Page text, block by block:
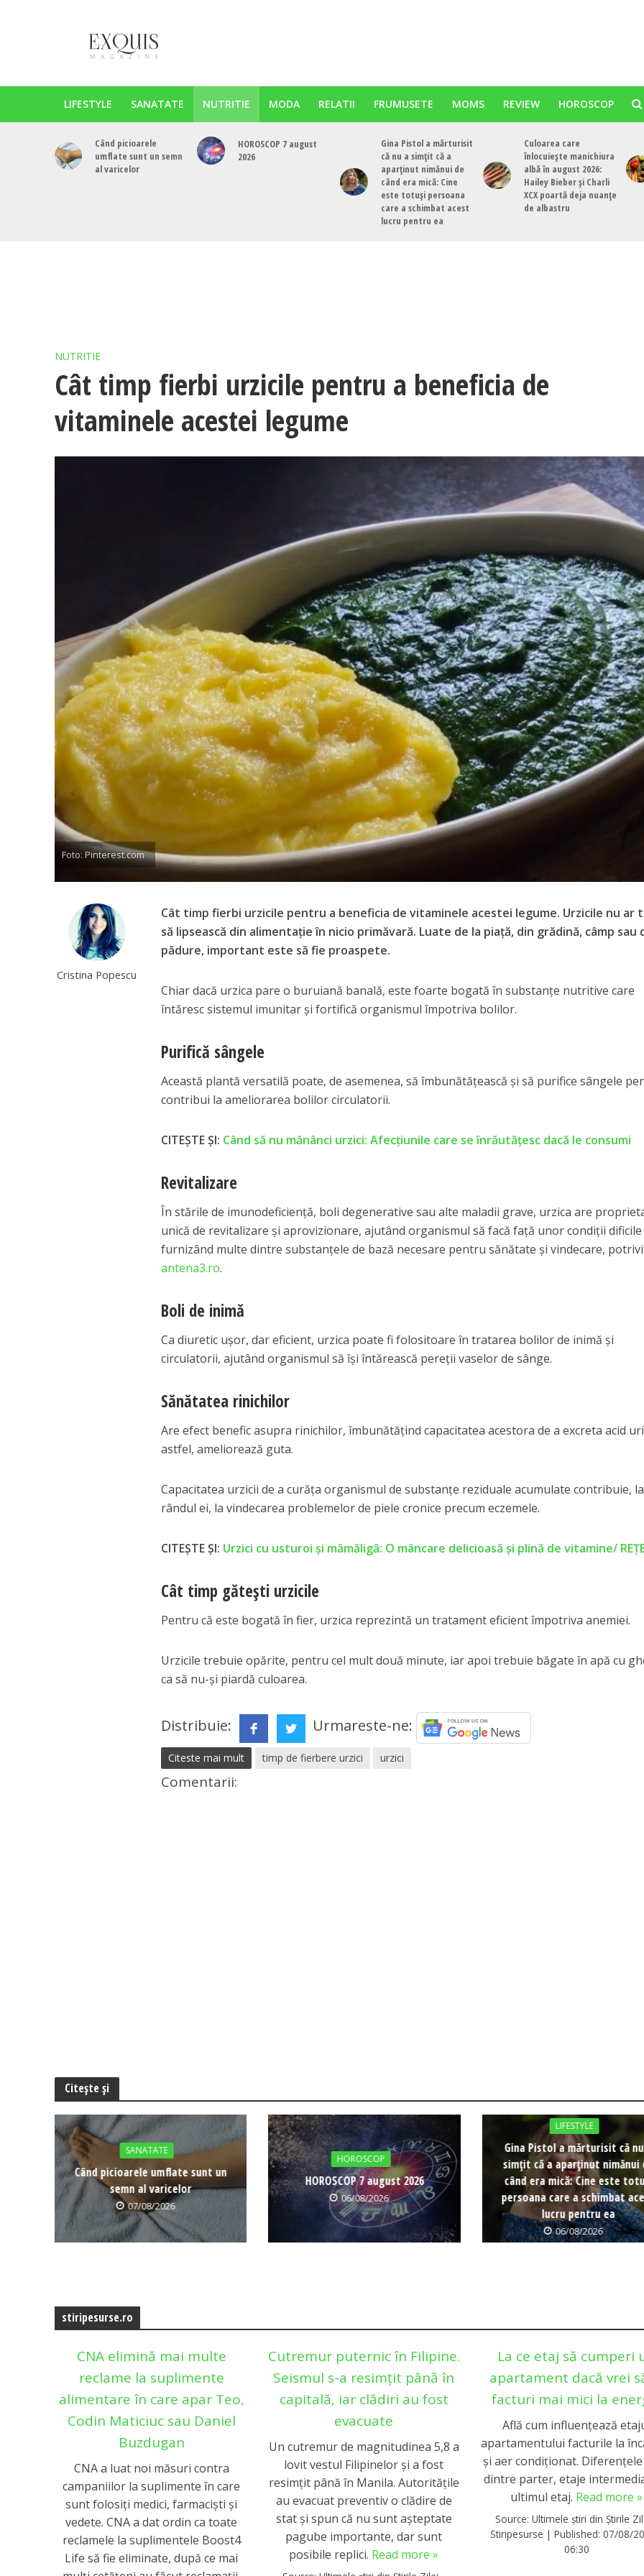
LIFESTYLE SANATATE NUTRITIE MODA RELATII FRUMUSETE MOMS REVIEW HOROSCOP
Când picioarele
umflate sunt un semn
al varicelor
HOROSCOP 7 august
2026
Gina Pistol a mărturisit
că nu a simțit că a
aparținut nimănui de
când era mică: Cine
este totuși persoana
care a schimbat acest
lucru pentru ea
Culoarea care
înlocuiește manichiura
albă în august 2026:
Hailey Bieber și Charli
XCX poartă deja nuanțe
de albastru
NUTRITIE
Cât timp fierbi urzicile pentru a beneficia de
vitaminele acestei legume
Foto: Pinterest.com
Cristina Popescu
Cât timp fierbi urzicile pentru a beneficia de vitaminele acestei legume. Urzicile nu ar
să lipsească din alimentaţie în nicio primăvară. Luate de la piaţă, din grădină, câmp sau
pădure, important este să fie proaspete.
Chiar dacă urzica pare o buruiană banală, este foarte bogată în substanţe nutritive care
întăresc sistemul imunitar şi fortifică organismul împotriva bolilor.
Purifică sângele
Această plantă versatilă poate, de asemenea, să îmbunătăţească şi să purifice sângele
contribui la ameliorarea bolilor circulatorii.
CITEȘTE ȘI: Când să nu mănânci urzici: Afecțiunile care se înrăutățesc dacă le consumi
Revitalizare
În stările de imunodeficienţă, boli degenerative sau alte maladii grave, urzica are
unică de revitalizare şi aprovizionare, ajutând organismul să facă faţă unor condiţii dificile
furnizând multe dintre substanţele de bază necesare pentru sănătate şi vindecare,
antena3.ro.
Boli de inimă
Ca diuretic uşor, dar eficient, urzica poate fi folositoare în tratarea bolilor de inimă şi
circulatorii, ajutând organismul să îşi întărească pereţii vaselor de sânge.
Sănătatea rinichilor
Are efect benefic asupra rinichilor, îmbunătăţind capacitatea acestora de a excreta acid
astfel, ameliorează guta.
Capacitatea urzicii de a curăţa organismul de substanţe reziduale acumulate contribuie, la
rândul ei, la vindecarea problemelor de piele cronice precum eczemele.
CITEȘTE ȘI: Urzici cu usturoi și mămăligă: O mâncare delicioasă și plină de vitamine/
Cât timp gătești urzicile
Pentru că este bogată în fier, urzica reprezintă un tratament eficient împotriva anemiei.
Urzicile trebuie opărite, pentru cel mult două minute, iar apoi trebuie băgate în apă cu
ca să nu-și piardă culoarea.
Distribuie: Urmareste-ne:
Citeste mai mult timp de fierbere urzici urzici
Comentarii:
Citește și
SANATATE
Când picioarele umflate sunt un
semn al varicelor
07/08/2026
HOROSCOP
HOROSCOP 7 august 2026
06/08/2026
LIFESTYLE
Gina Pistol a mărturisit că
simțit că a aparținut nimănui
când era mică: Cine este
persoana care a schimbat
lucru pentru ea
06/08/2026
stiripesurse.ro
CNA elimină mai multe
reclame la suplimente
alimentare în care apar Teo,
Codin Maticiuc sau Daniel
Buzdugan
CNA a luat noi măsuri contra
campaniilor la suplimente în care
sunt folosiţi medici, farmacişti şi
vedete. CNA a dat ordin ca toate
reclamele la suplimentele Boost4
Life să fie eliminate, după ce mai
Cutremur puternic în Filipine.
Seismul s-a resimțit până în
capitală, iar clădiri au fost
evacuate
Un cutremur de magnitudinea 5,8 a
lovit vestul Filipinelor și a fost
resimțit până în Manila. Autoritățile
au evacuat preventiv o clădire de
stat și spun că nu sunt așteptate
pagube importante, dar sunt
posibile replici. Read more »
La ce etaj să cumperi
apartament dacă vrei
facturi mai mici la
Află cum influențează
apartamentului facturile la
și aer condiționat.
dintre parter, etaje
ultimul etaj. Read more »
Source:Ultimele știri din Știrile
Stiripesurse |Published:07/08/
06:30